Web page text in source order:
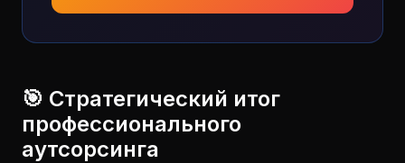
🎯 Стратегический итог
профессионального
аутсорсинга